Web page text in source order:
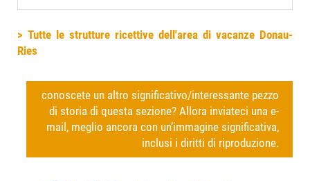
> Tutte le strutture ricettive dell'area di vacanze Donau-
Ries
conoscete un altro significativo/interessante pezzo
di storia di questa sezione? Allora inviateci una e-
mail, meglio ancora con un’immagine significativa,
inclusi i diritti di riproduzione.